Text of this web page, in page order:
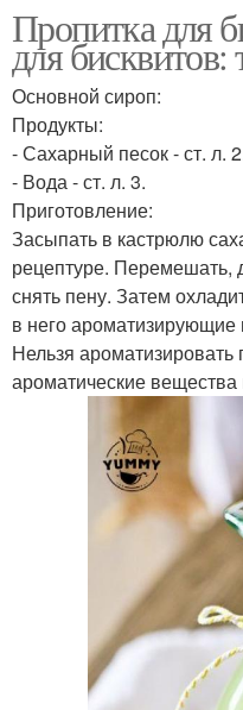
Пропитка для
для бисквитов:
Основной сироп:
Продукты:
- Сахарный песок - ст. л.
- Вода - ст. л. 3.
Приготовление:
Засыпать в кастрюлю
рецептуре. Перемешать,
снять пену. Затем
в него
Нельзя ароматизировать
ароматические вещества